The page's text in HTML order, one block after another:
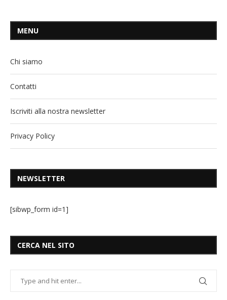
MENU
Chi siamo
Contatti
Iscriviti alla nostra newsletter
Privacy Policy
NEWSLETTER
[sibwp_form id=1]
CERCA NEL SITO